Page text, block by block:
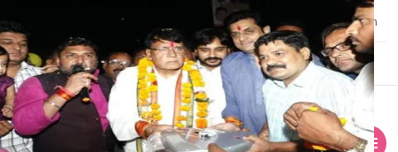
shuddhinashamuktikendra@gmail.com